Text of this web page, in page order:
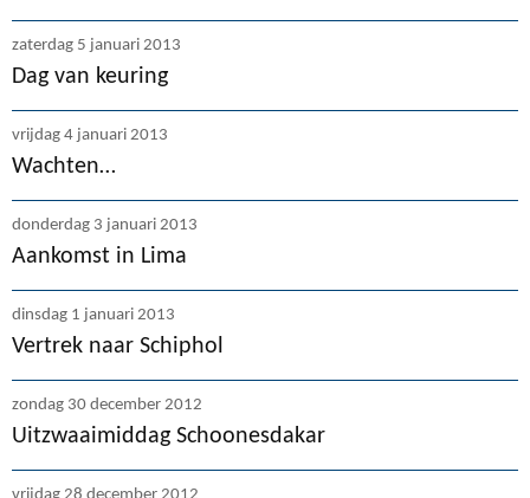
zaterdag 5 januari 2013
Dag van keuring
vrijdag 4 januari 2013
Wachten…
donderdag 3 januari 2013
Aankomst in Lima
dinsdag 1 januari 2013
Vertrek naar Schiphol
zondag 30 december 2012
Uitzwaaimiddag Schoonesdakar